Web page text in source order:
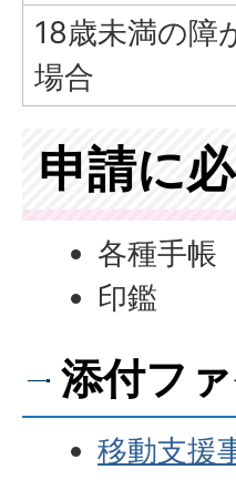
18歳未満の障
場合
申請に
各種手帳
印鑑
添付フ
移動支援